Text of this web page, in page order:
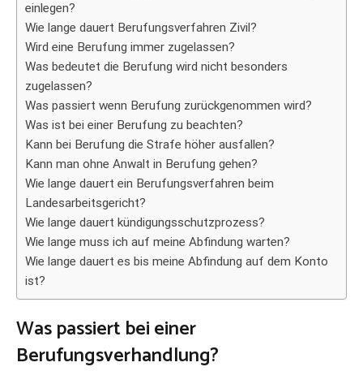
einlegen?
Wie lange dauert Berufungsverfahren Zivil?
Wird eine Berufung immer zugelassen?
Was bedeutet die Berufung wird nicht besonders
zugelassen?
Was passiert wenn Berufung zurückgenommen wird?
Was ist bei einer Berufung zu beachten?
Kann bei Berufung die Strafe höher ausfallen?
Kann man ohne Anwalt in Berufung gehen?
Wie lange dauert ein Berufungsverfahren beim
Landesarbeitsgericht?
Wie lange dauert kündigungsschutzprozess?
Wie lange muss ich auf meine Abfindung warten?
Wie lange dauert es bis meine Abfindung auf dem Konto
ist?
Was passiert bei einer
Berufungsverhandlung?